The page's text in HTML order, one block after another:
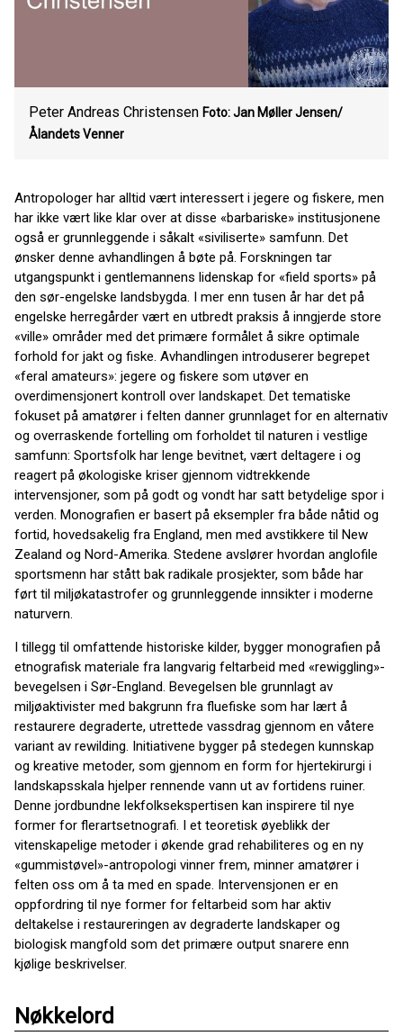
Peter Andreas Christensen Foto: Jan Møller Jensen/
Ålandets Venner
Antropologer har alltid vært interessert i jegere og fiskere, men
har ikke vært like klar over at disse «barbariske» institusjonene
også er grunnleggende i såkalt «siviliserte» samfunn. Det
ønsker denne avhandlingen å bøte på. Forskningen tar
utgangspunkt i gentlemannens lidenskap for «field sports» på
den sør-engelske landsbygda. I mer enn tusen år har det på
engelske herregårder vært en utbredt praksis å inngjerde store
«ville» områder med det primære formålet å sikre optimale
forhold for jakt og fiske. Avhandlingen introduserer begrepet
«feral amateurs»: jegere og fiskere som utøver en
overdimensjonert kontroll over landskapet. Det tematiske
fokuset på amatører i felten danner grunnlaget for en alternativ
og overraskende fortelling om forholdet til naturen i vestlige
samfunn: Sportsfolk har lenge bevitnet, vært deltagere i og
reagert på økologiske kriser gjennom vidtrekkende
intervensjoner, som på godt og vondt har satt betydelige spor i
verden. Monografien er basert på eksempler fra både nåtid og
fortid, hovedsakelig fra England, men med avstikkere til New
Zealand og Nord-Amerika. Stedene avslører hvordan anglofile
sportsmenn har stått bak radikale prosjekter, som både har
ført til miljøkatastrofer og grunnleggende innsikter i moderne
naturvern.
I tillegg til omfattende historiske kilder, bygger monografien på
etnografisk materiale fra langvarig feltarbeid med «rewiggling»-
bevegelsen i Sør-England. Bevegelsen ble grunnlagt av
miljøaktivister med bakgrunn fra fluefiske som har lært å
restaurere degraderte, utrettede vassdrag gjennom en våtere
variant av rewilding. Initiativene bygger på stedegen kunnskap
og kreative metoder, som gjennom en form for hjertekirurgi i
landskapsskala hjelper rennende vann ut av fortidens ruiner.
Denne jordbundne lekfolksekspertisen kan inspirere til nye
former for flerartsetnografi. I et teoretisk øyeblikk der
vitenskapelige metoder i økende grad rehabiliteres og en ny
«gummistøvel»-antropologi vinner frem, minner amatører i
felten oss om å ta med en spade. Intervensjonen er en
oppfordring til nye former for feltarbeid som har aktiv
deltakelse i restaureringen av degraderte landskaper og
biologisk mangfold som det primære output snarere enn
kjølige beskrivelser.
Nøkkelord